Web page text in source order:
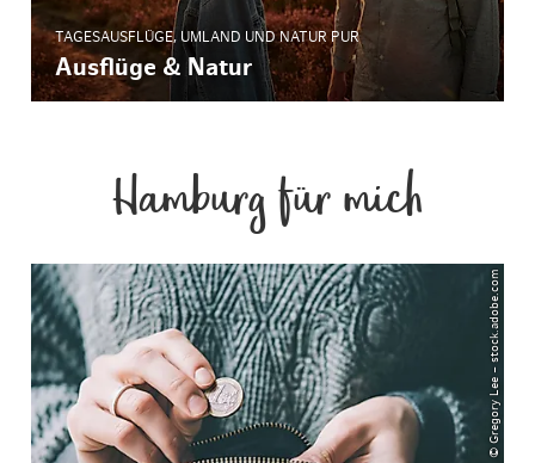
TAGESAUSFLÜGE, UMLAND UND NATUR PUR
Ausflüge & Natur
Hamburg für mich
© Gregory Lee – stock.adobe.com